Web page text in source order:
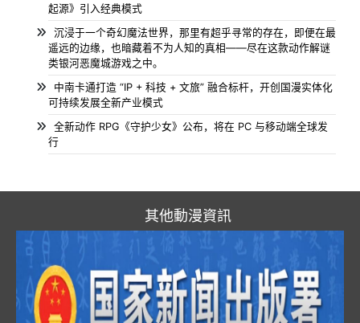
起源》引入经典模式
沉浸于一个奇幻魔法世界，那里有超乎寻常的存在，即便在最
遥远的边缘，也暗藏着不为人知的真相——尽在这款动作解谜
类银河恶魔城游戏之中。
中南卡通打造 “IP + 科技 + 文旅” 融合标杆，开创国漫实体化
可持续发展全新产业模式
全新动作 RPG《守护少女》公布，将在 PC 与移动端全球发
行
其他動漫資訊